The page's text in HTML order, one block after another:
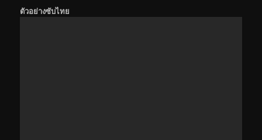
ตัวอย่างซับไทย